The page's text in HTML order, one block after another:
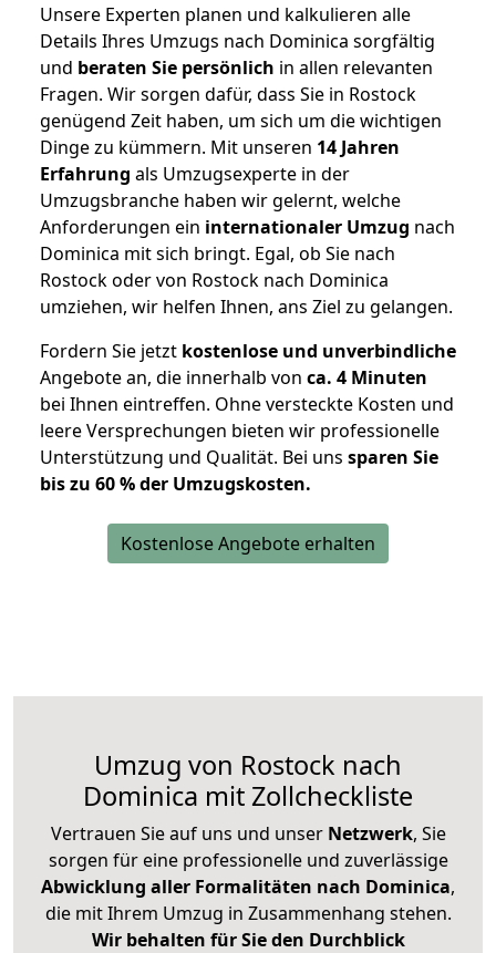
Unsere Experten planen und kalkulieren alle
Details Ihres Umzugs nach Dominica sorgfältig
und beraten Sie persönlich in allen relevanten
Fragen. Wir sorgen dafür, dass Sie in Rostock
genügend Zeit haben, um sich um die wichtigen
Dinge zu kümmern. Mit unseren 14 Jahren
Erfahrung als Umzugsexperte in der
Umzugsbranche haben wir gelernt, welche
Anforderungen ein internationaler Umzug nach
Dominica mit sich bringt. Egal, ob Sie nach
Rostock oder von Rostock nach Dominica
umziehen, wir helfen Ihnen, ans Ziel zu gelangen.
Fordern Sie jetzt kostenlose und unverbindliche
Angebote an, die innerhalb von ca. 4 Minuten
bei Ihnen eintreffen. Ohne versteckte Kosten und
leere Versprechungen bieten wir professionelle
Unterstützung und Qualität. Bei uns sparen Sie
bis zu 60 % der Umzugskosten.
Kostenlose Angebote erhalten
Umzug von Rostock nach
Dominica mit Zollcheckliste
Vertrauen Sie auf uns und unser Netzwerk, Sie
sorgen für eine professionelle und zuverlässige
Abwicklung aller Formalitäten nach Dominica,
die mit Ihrem Umzug in Zusammenhang stehen.
Wir behalten für Sie den Durchblick